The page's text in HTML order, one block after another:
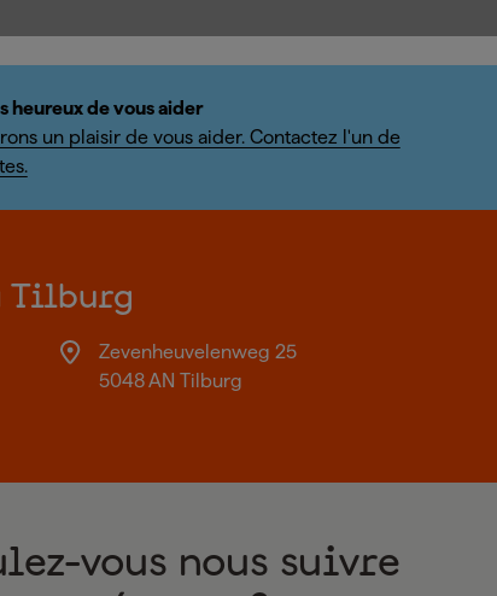
heureux de vous aider
un plaisir de vous aider. Contactez l'un de
Tilburg
Zevenheuvelenweg 25
5048 AN Tilburg
vous nous suivre